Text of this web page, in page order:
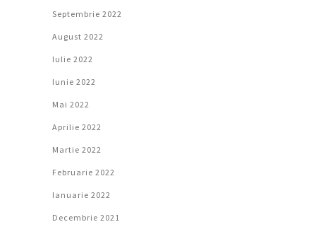
Septembrie 2022
August 2022
Iulie 2022
Iunie 2022
Mai 2022
Aprilie 2022
Martie 2022
Februarie 2022
Ianuarie 2022
Decembrie 2021